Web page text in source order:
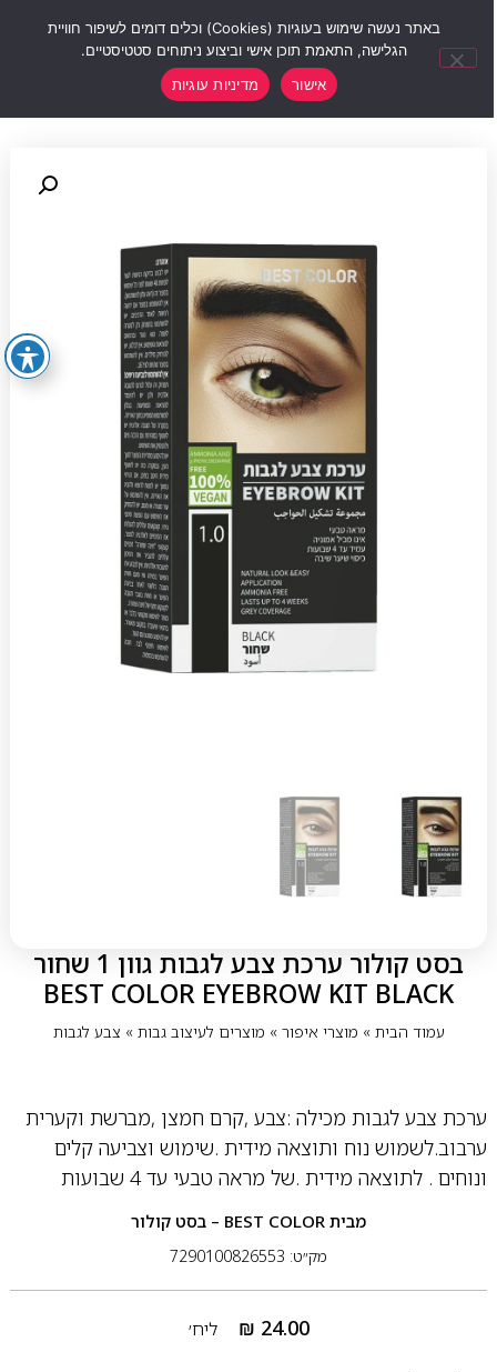
בסט קולור ערכת צבע לגבות גוון 1 שחור
BEST COLOR EYEBROW KIT BLACK
עמוד הבית» מוצרי איפור» מוצרים לעיצוב גבות» צבע לגבות
ערכת צבע לגבות מכילה :צבע ,קרם חמצן ,מברשת וקערית
ערבוב.לשמוש נוח ותוצאה מידית .שימוש וצביעה קלים
ונוחים . לתוצאה מידית .של מראה טבעי עד 4 שבועות
מבית BEST COLOR – בסט קולור
מק״ט: 7290100826553
₪ 24.00 ליח׳
באתר נעשה שימוש בעוגיות (Cookies) וכלים דומים לשיפור חוויית
הגלישה, התאמת תוכן אישי וביצוע ניתוחים סטטיסטיים.
אישור
מדיניות עוגיות